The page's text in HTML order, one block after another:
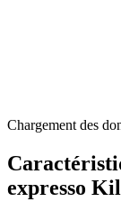
Chargement des
expresso